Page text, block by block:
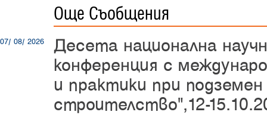
Още Съобщения
07/ 08/ 2026
Десета национална
конференция с
и практики при
строителство",12-